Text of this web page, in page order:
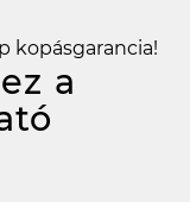
kopásgarancia!
a